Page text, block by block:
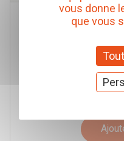
LAMES
TARAGE +0-400KG
vous donne
que vous